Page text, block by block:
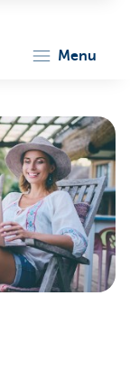
menu